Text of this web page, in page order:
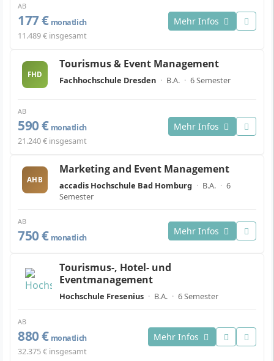
AB
177 € monatlich
11.489 € insgesamt
Mehr Infos
FHD
Tourismus & Event Management
Fachhochschule Dresden · B.A. · 6 Semester
AB
590 € monatlich
21.240 € insgesamt
Mehr Infos
AHB
Marketing and Event Management
accadis Hochschule Bad Homburg · B.A. · 6
Semester
AB
750 € monatlich
Mehr Infos
Tourismus-, Hotel- und
Eventmanagement
Hochschule Fresenius · B.A. · 6 Semester
AB
880 € monatlich
32.375 € insgesamt
Mehr Infos